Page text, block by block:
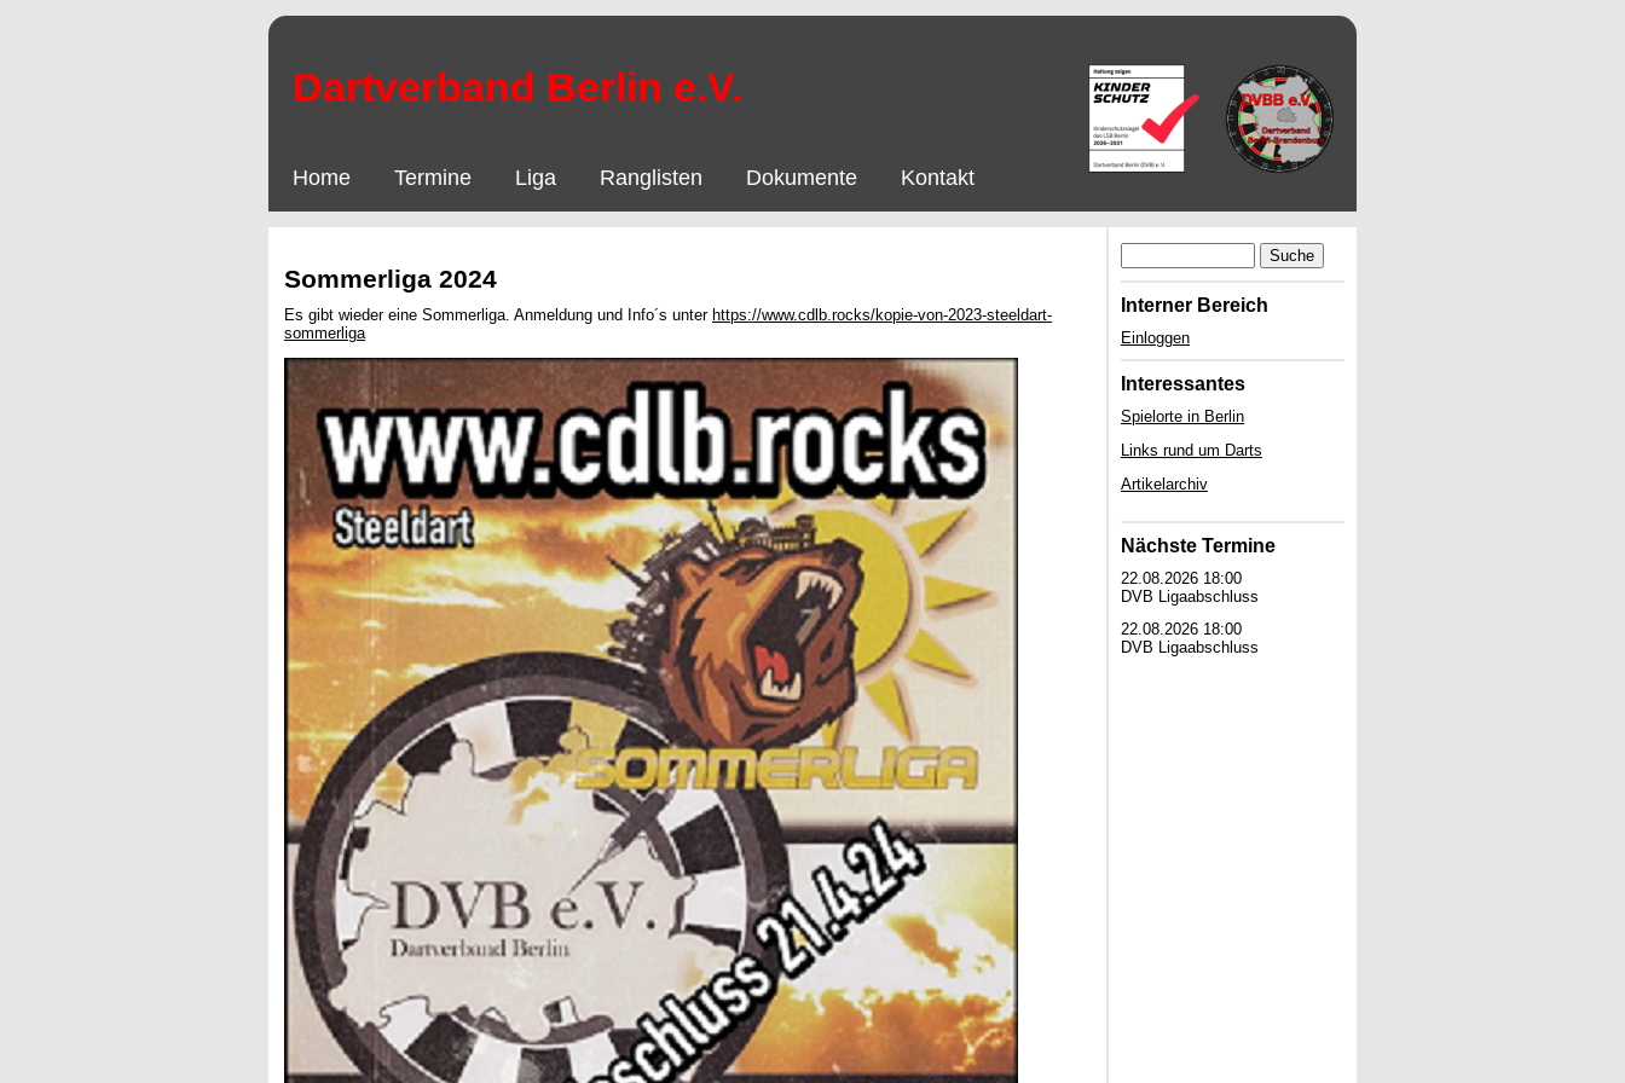
Dartverband Berlin e.V.
Home Termine Liga Ranglisten Dokumente Kontakt
Sommerliga 2024
Es gibt wieder eine Sommerliga. Anmeldung und Info´s unter https://www.cdlb.rocks/kopie-von-2023-steeldart-
sommerliga
Suche
Interner Bereich
Einloggen
Interessantes
Spielorte in Berlin
Links rund um Darts
Artikelarchiv
Nächste Termine
22.08.2026 18:00
DVB Ligaabschluss
22.08.2026 18:00
DVB Ligaabschluss